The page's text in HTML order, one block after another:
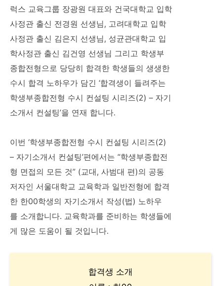
럭스 교육그룹 장광원 대표와 건국대학교 입학
사정관 출신 전경원 선생님, 고려대학교 입학
사정관 출신 김은지 선생님, 성균관대학교 입
학사정관 출신 김건영 선생님 그리고 학생부
종합전형으로 당당히 합격한 학생들의 생생한
수시 합격 노하우가 담긴 ‘합격생이 들려주는
학생부종합전형 수시 컨설팅 시리즈(2) – 자기
소개서 컨설팅’을 연재 합니다.
이번 ‘학생부종합전형 수시 컨설팅 시리즈(2)
– 자기소개서 컨설팅’편에서는 “학생부종합전
형 면접의 모든 것” (교대, 사범대 편)의 공동
저자인 서울대학교 교육학과 일반전형에 합격
한 한00학생의 자기소개서 작성(법) 노하우
를 소개합니다. 교육학과를 준비하는 학생들에
게 많은 도움이 될 것입니다.
합격생 소개